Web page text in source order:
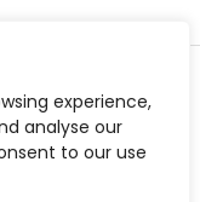
experience,
analyse our
to our use
Pozzetto 11
Policy